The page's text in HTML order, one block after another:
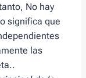
No hay
significa que
las